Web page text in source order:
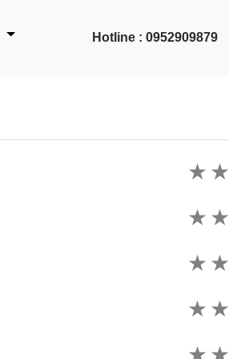
Hotline : 0952909879
★
★
★
★
★
★
★
★